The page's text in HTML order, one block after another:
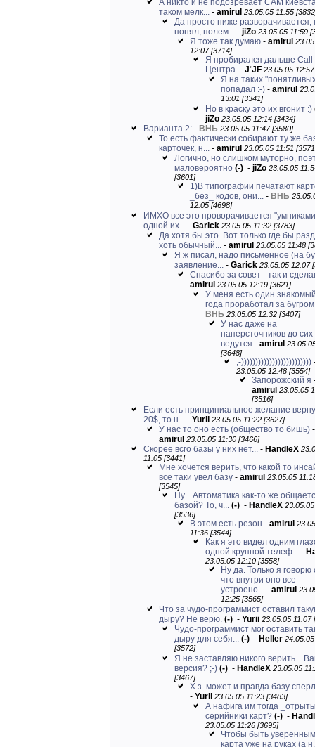
А никто и не подозревает САМ
таком мелк... - amirul 23.05.05 11:55
Да просто ниже разворачивается,
понял, полем... - jiZo 23.05.05 11:59
Я тоже так думаю - amirul
12:07 [3714]
Я пробирался дальше Call-
Центра. - J'JF 23.05.05
Я на таких
попадал :-) - amirul
13:01 [3341]
Но в краску это их вгонит :)
jiZo 23.05.05 12:14 [3434]
Варианта 2: - ВНЬ 23.05.05 11:47 [3580]
То есть фактически собирают ту же
карточек, н... - amirul 23.05.05 11:51
Логично, но слишком муторно,
маловероятно (-) - jiZo 23.05.05
[3601]
1)В типографии печатают
_без_ кодов, они... - ВНЬ
12:05 [4698]
ИМХО все это проворачивается
одной их... - Garick 23.05.05 11:32 [3783]
Да хотя бы это. Вот только где бы
хоть обычный... - amirul 23.05.05 11:48
Я ж писал, надо письменное (на
заявление... - Garick 23.05.05 12:07
Спасибо за совет - так и
amirul 23.05.05 12:19 [3621]
У меня есть один
года проработал за
ВНЬ 23.05.05 12:32 [3407]
У нас даже на
наперсточников до
ведутся - amirul
[3648]
;-)))))))))))))))))))))))))
23.05.05 12:48 [3554]
Запорожский я
amirul 23.05.05
[3516]
Если есть принципиальное желание
20$, то н... - Yurii 23.05.05 11:22 [3627]
У нас то оно есть (общество то бишь) -
amirul 23.05.05 11:30 [3466]
Скорее всго базы у них нет... - HandleX
11:05 [3441]
Мне хочется верить, что какой то
все таки увел базу - amirul 23.05.05
[3545]
Ну... Автоматика как-то же
базой? То, ч... (-) - HandleX
[3536]
В этом есть резон - amirul
11:36 [3544]
Как я это видел одним
одной крупной телеф... -
23.05.05 12:10 [3558]
Ну да. Только я говорю
что внутри оно все
устроено... - amirul
12:25 [3565]
Что за чудо-программист оставил
дыру? Не верю. (-) - Yurii 23.05.05 11:07
Чудо-программист мог оставить
дыру для себя... (-) - Heller
[3572]
Я не заставляю никого верить...
версия? ;-) (-) - HandleX 23.05.05
[3467]
Х.з. может и правда базу
- Yurii 23.05.05 11:23 [3483]
А нафига им тогда
серийники карт? (-) -
23.05.05 11:26 [3695]
Чтобы быть
карта уже на руках (а